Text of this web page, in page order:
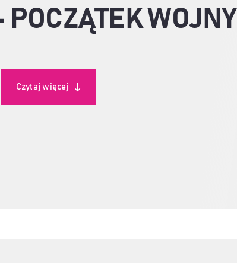
POCZĄTEK WOJNY
Czytaj więcej